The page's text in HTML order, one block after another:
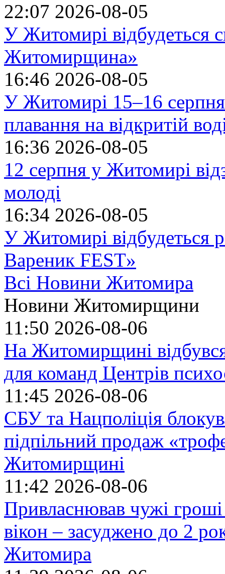
22:07 2026-08-05
У Житомирі відбудеться
Житомирщина»
16:46 2026-08-05
У Житомирі 15–16 серпня
плавання на відкритій
16:36 2026-08-05
12 серпня у Житомирі
молоді
16:34 2026-08-05
У Житомирі відбудеться
Вареник FEST»
Всі Новини Житомира
Новини Житомирщини
11:50 2026-08-06
На Житомирщині
для команд Центрів
11:45 2026-08-06
СБУ та Нацполіція
підпільний продаж
Житомирщині
11:42 2026-08-06
Привласнював чужі
вікон – засуджено до 2
Житомира